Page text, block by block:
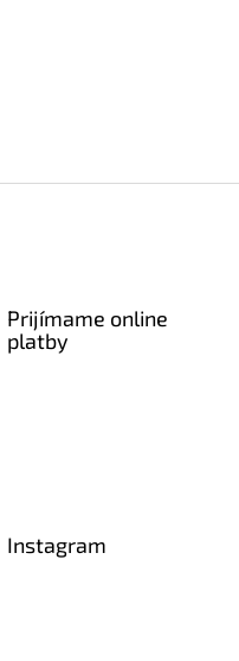
Prijímame online
platby
Instagram